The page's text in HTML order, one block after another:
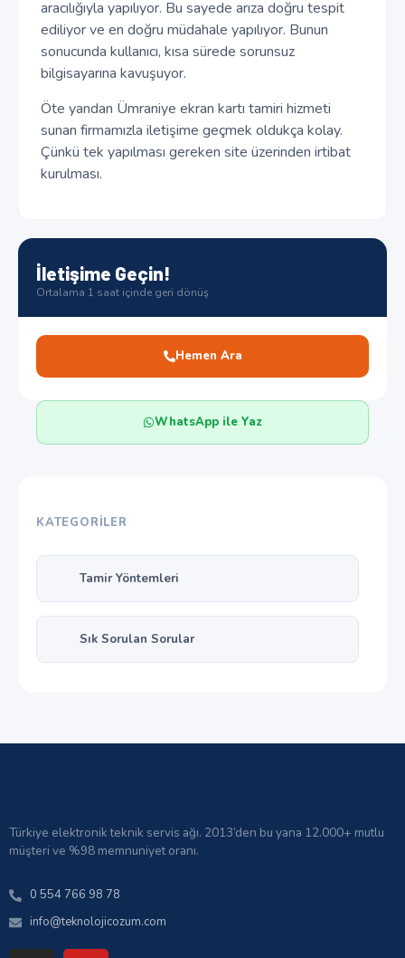
aracılığıyla yapılıyor. Bu sayede arıza doğru tespit
ediliyor ve en doğru müdahale yapılıyor. Bunun
sonucunda kullanıcı, kısa sürede sorunsuz
bilgisayarına kavuşuyor.
Öte yandan Ümraniye ekran kartı tamiri hizmeti
sunan firmamızla iletişime geçmek oldukça kolay.
Çünkü tek yapılması gereken site üzerinden irtibat
kurulması.
İletişime Geçin!
Ortalama 1 saat içinde geri dönüş
Hemen Ara
WhatsApp ile Yaz
KATEGORILER
Tamir Yöntemleri
Sık Sorulan Sorular
Türkiye elektronik teknik servis ağı. 2013’den bu yana 12.000+ mutlu
müşteri ve %98 memnuniyet oranı.
0 554 766 98 78
info@teknolojicozum.com